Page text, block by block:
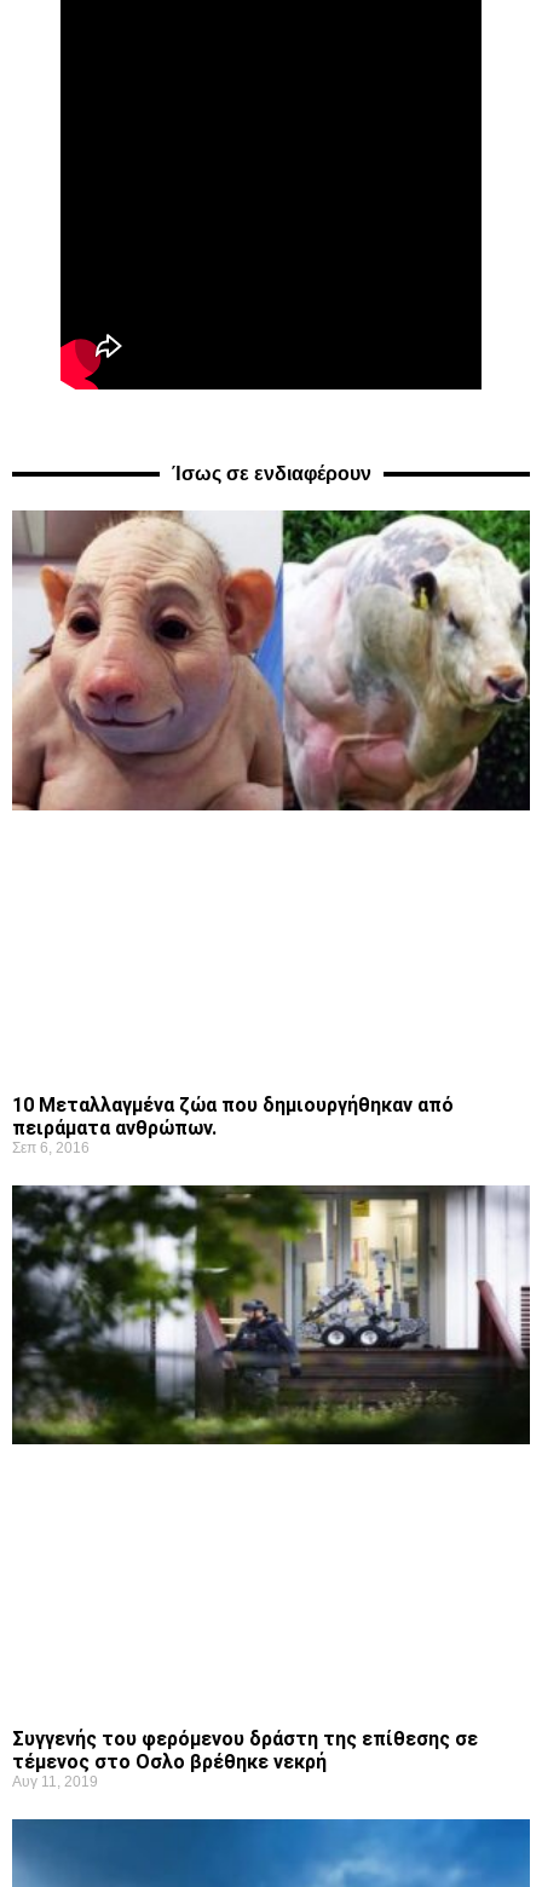
Ίσως σε ενδιαφέρουν
10 Μεταλλαγμένα ζώα που δημιουργήθηκαν από
πειράματα ανθρώπων.
Σεπ 6, 2016
Συγγενής του φερόμενου δράστη της επίθεσης σε
τέμενος στο Οσλο βρέθηκε νεκρή
Αυγ 11, 2019